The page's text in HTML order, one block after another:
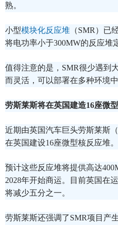
熟。
小型模块化反应堆 （SMR）
将电功率小于300MW的反应堆
值得注意的是，SMR很少遇到
而灵活，可以部署在多种环境
劳斯莱斯将在英国建造16座微
近期由英国汽车巨头劳斯莱斯
在英国建设16座微型核反应堆。
预计这些反应堆将提供高达
2028年开始商运。目前英国在
将减少五分之一。
劳斯莱斯还强调了SMR项目产